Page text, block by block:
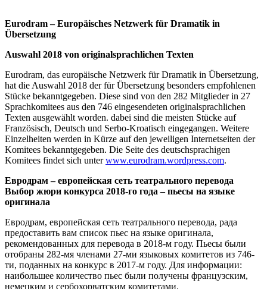
Eurodram – Europäisches Netzwerk für Dramatik in
Übersetzung
Auswahl 2018 von originalsprachlichen Texten
Eurodram, das europäische Netzwerk für Dramatik in Übersetzung,
hat die Auswahl 2018 der für Übersetzung besonders empfohlenen
Stücke bekanntgegeben. Diese sind von den 282 Mitglieder in 27
Sprachkomitees aus den 746 eingesendeten originalsprachlichen
Texten ausgewählt worden. dabei sind die meisten Stücke auf
Französisch, Deutsch und Serbo-Kroatisch eingegangen. Weitere
Einzelheiten werden in Kürze auf den jeweiligen Internetseiten der
Komitees bekanntgegeben. Die Seite des deutschsprachigen
Komitees findet sich unterwww.eurodram.wordpress.com.
Евродрам – европейская сеть театрального перевода
Выбор жюри конкурса 2018-го года – пьесы на языке
оригинала
Евродрам, европейская сеть театрального перевода, рада
предоставить вам список пьес на языке оригинала,
рекомендованных для перевода в 2018-м году. Пьесы были
отобраны 282-мя членами 27-ми языковых комитетов из 746-
ти, поданных на конкурс в 2017-м году. Для информации:
наибольшее количество пьес были получены французским,
немецким и сербохорватским комитетами.